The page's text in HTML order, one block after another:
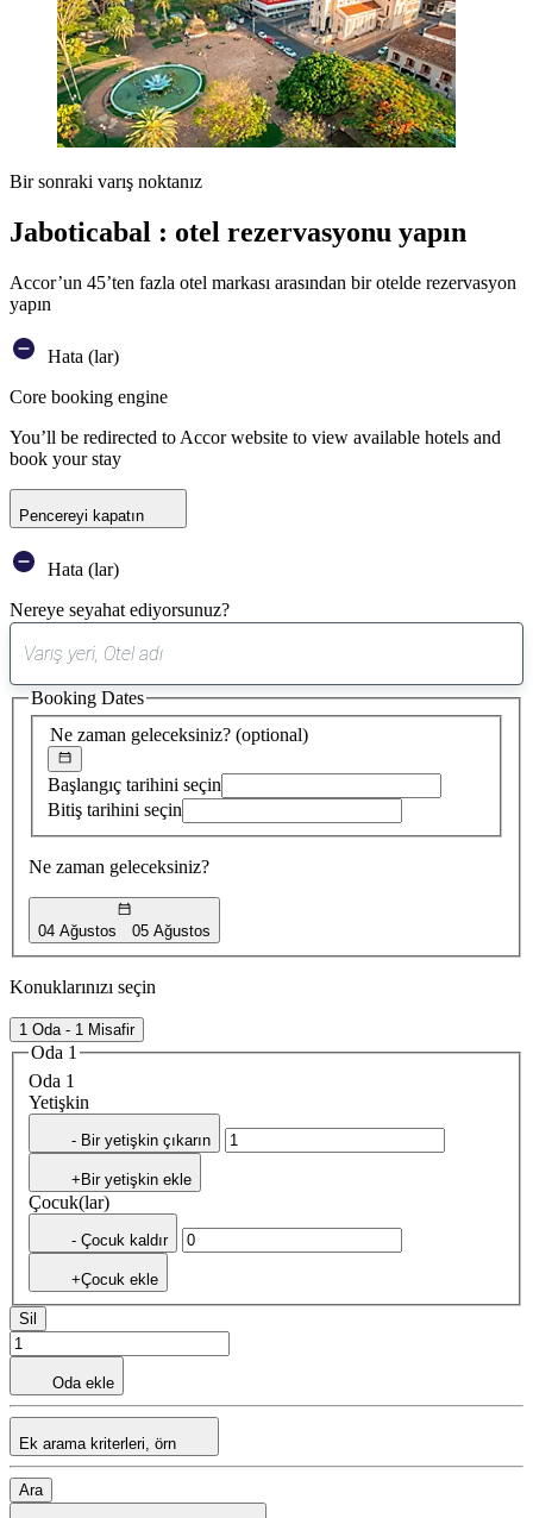
Bir sonraki varış noktanız
Jaboticabal : otel rezervasyonu yapın
Accor’un 45’ten fazla otel markası arasından bir otelde rezervasyon
yapın
Hata (lar)
Core booking engine
You’ll be redirected to Accor website to view available hotels and
book your stay
Pencereyi kapatın
Hata (lar)
Nereye seyahat ediyorsunuz?
öneri
bulundu
Ne zaman geleceksiniz? (optional)
Başlangıç tarihini seçin
Bitiş tarihini seçin
Ne zaman geleceksiniz?
04 Ağustos 05 Ağustos
Booking Dates
Konuklarınızı seçin
1 Oda - 1 Misafir
Oda 1
Oda 1
Yetişkin
- Bir yetişkin çıkarın
+Bir yetişkin ekle
Çocuk(lar)
- Çocuk kaldır
+Çocuk ekle
Sil
Oda ekle
Ek arama kriterleri, örn
Ara